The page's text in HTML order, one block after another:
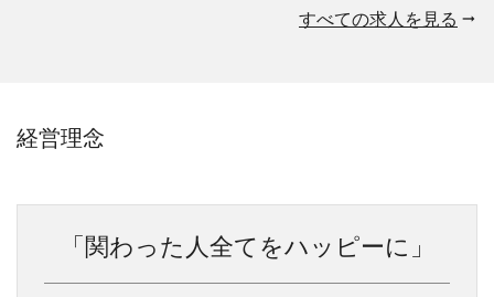
すべての求人を見る
経営理念
「関わった人全てをハッピーに」